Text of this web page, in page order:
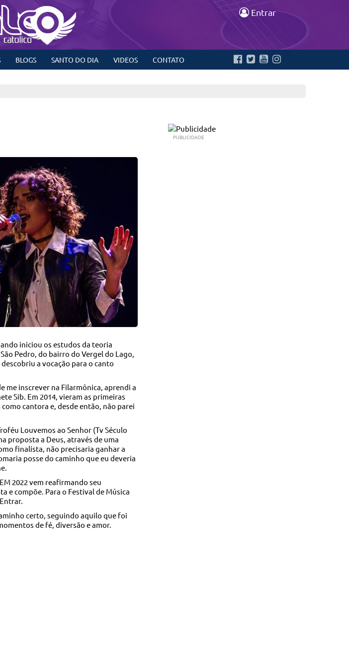
Entrar
BLOGS SANTO DO DIA VIDEOS CONTATO
iniciou os estudos da teoria
Pedro, do bairro do Vergel do Lago,
a vocação para o canto
me inscrever na Filarmônica, aprendi a
Sib. Em 2014, vieram as primeiras
cantora e, desde então, não parei
Louvemos ao Senhor (Tv Século
proposta a Deus, através de uma
finalista, não precisaria ganhar a
posse do caminho que eu deveria
2022 vem reafirmando seu
e compõe. Para o Festival de Música
certo, seguindo aquilo que foi
de fé, diversão e amor.
PUBLICIDADE